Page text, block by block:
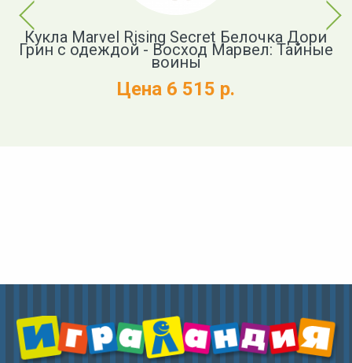
Previous
Кукла Marvel Rising Secret Белочка Дори
Грин с одеждой - Восход Марвел: Тайные
воины
Цена 6 515 р.
Next